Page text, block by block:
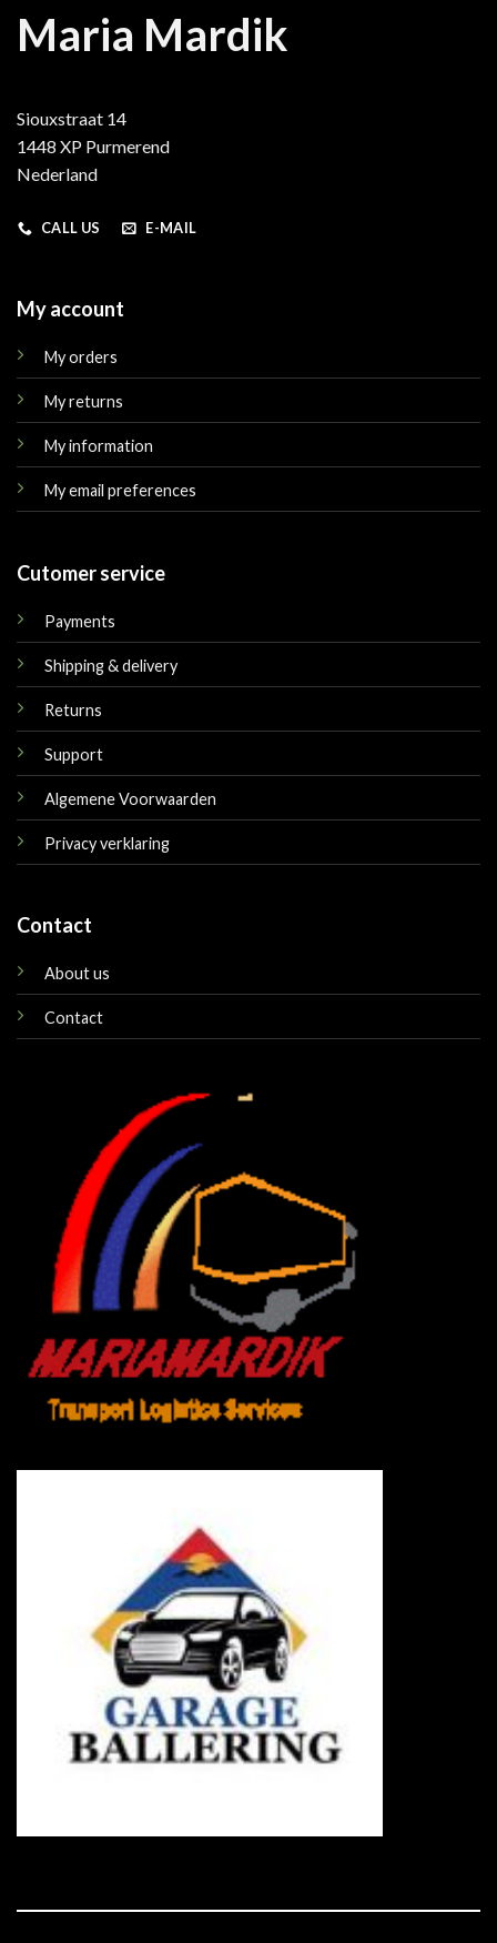
Maria Mardik
Siouxstraat 14
1448 XP Purmerend
Nederland
CALL US E-MAIL
My account
My orders
My returns
My information
My email preferences
Cutomer service
Payments
Shipping & delivery
Returns
Support
Algemene Voorwaarden
Privacy verklaring
Contact
About us
Contact